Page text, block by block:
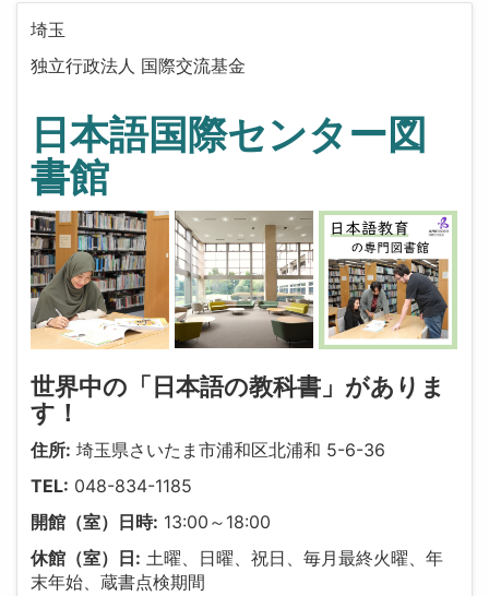
埼玉
独立行政法人 国際交流基金
日本語国際センター図
書館
世界中の「日本語の教科書」がありま
す！
住所: 埼玉県さいたま市浦和区北浦和 5-6-36
TEL: 048-834-1185
開館（室）日時: 13:00～18:00
休館（室）日: 土曜、日曜、祝日、毎月最終火曜、年
末年始、蔵書点検期間